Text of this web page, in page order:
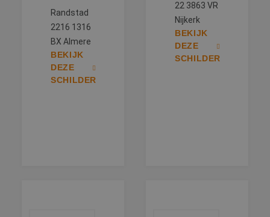
Randstad
2216 1316
BX Almere
BEKIJK
DEZE
SCHILDER
22 3863 VR
Nijkerk
BEKIJK
DEZE
SCHILDER